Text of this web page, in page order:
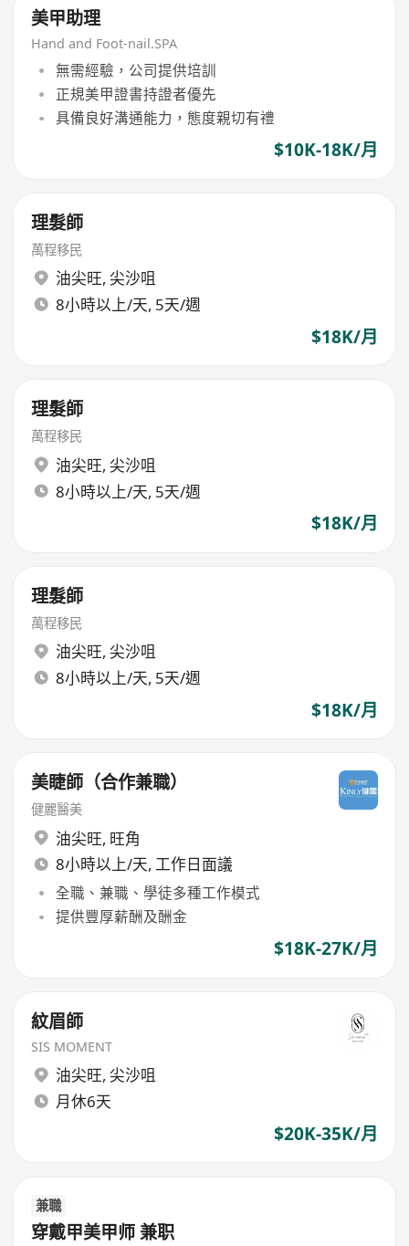
美甲助理
Hand and Foot-nail.SPA
無需經驗，公司提供培訓
正規美甲證書持證者優先
具備良好溝通能力，態度親切有禮
$10K-18K/月
理髮師
萬程移民
油尖旺, 尖沙咀
8小時以上/天, 5天/週
$18K/月
理髮師
萬程移民
油尖旺, 尖沙咀
8小時以上/天, 5天/週
$18K/月
理髮師
萬程移民
油尖旺, 尖沙咀
8小時以上/天, 5天/週
$18K/月
美睫師（合作兼職）
健麗醫美
油尖旺, 旺角
8小時以上/天, 工作日面議
全職、兼職、學徒多種工作模式
提供豐厚薪酬及酬金
$18K-27K/月
紋眉師
SIS MOMENT
油尖旺, 尖沙咀
月休6天
$20K-35K/月
兼職
穿戴甲美甲师 兼职